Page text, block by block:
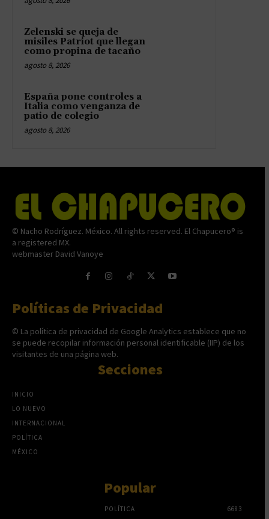
Zelenski se queja de
misiles Patriot que llegan
como propina de tacaño
agosto 8, 2026
España pone controles a
Italia como venganza de
patio de colegio
agosto 8, 2026
© Nacho Rodríguez. México. All rights reserved. El Chapucero® is
a registered MX.
webmaster David Vanoye
Políticas de Privacidad
© La política de privacidad de Google Analytics establece que no
se puede recopilar información personal identificable (IIP) de los
visitantes de una página web.
Secciones
INICIO
LO NUEVO
INTERNACIONAL
POLÍTICA
MÉXICO
Popular
POLÍTICA
6683